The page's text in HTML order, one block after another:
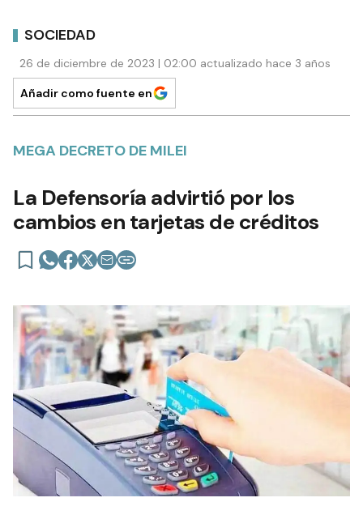
SOCIEDAD
26 de diciembre de 2023 | 02:00 actualizado hace 3 años
Añadir como fuente en
MEGA DECRETO DE MILEI
La Defensoría advirtió por los
cambios en tarjetas de créditos